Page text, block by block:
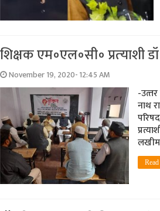
शिक्षक एम॰एल॰सी॰ प्रत्‍याशी
November 19, 2020- 12:45 AM
-
नाथ